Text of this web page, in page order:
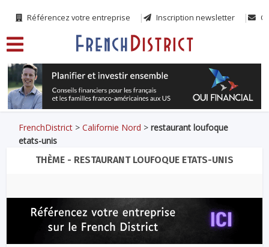
Référencez votre entreprise Inscription newsletter
FrenchDistrict >Californie Nord >restaurant loufoque
etats-unis
THÈME - RESTAURANT LOUFOQUE ETATS-UNIS